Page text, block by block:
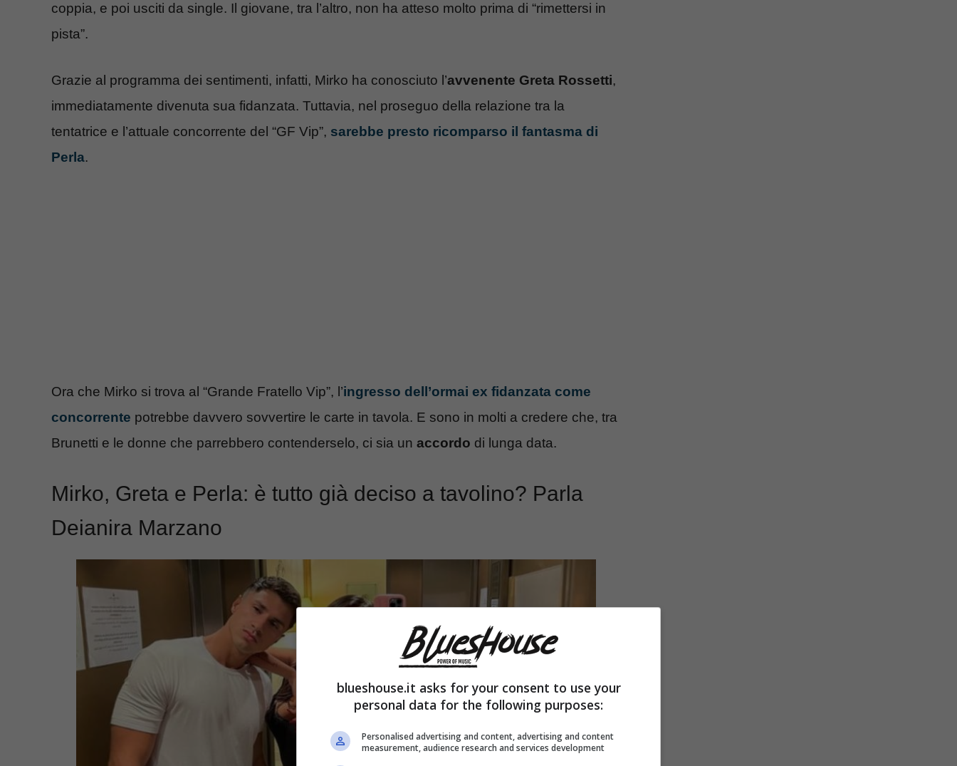
coppia, e poi usciti da single. Il giovane, tra l’altro, non ha atteso molto prima di “rimettersi in
pista”.
Grazie al programma dei sentimenti, infatti, Mirko ha conosciuto l’avvenente Greta Rossetti,
immediatamente divenuta sua fidanzata. Tuttavia, nel proseguo della relazione tra la
tentatrice e l’attuale concorrente del “GF Vip”, sarebbe presto ricomparso il fantasma di
Perla.
Ora che Mirko si trova al “Grande Fratello Vip”, l’ingresso dell’ormai ex fidanzata come
concorrente potrebbe davvero sovvertire le carte in tavola. E sono in molti a credere che, tra
Brunetti e le donne che parrebbero contenderselo, ci sia un accordo di lunga data.
Mirko, Greta e Perla: è tutto già deciso a tavolino? Parla
Deianira Marzano
blueshouse.it asks for your consent to use your
personal data for the following purposes:
Personalised advertising and content, advertising and content
measurement, audience research and services development